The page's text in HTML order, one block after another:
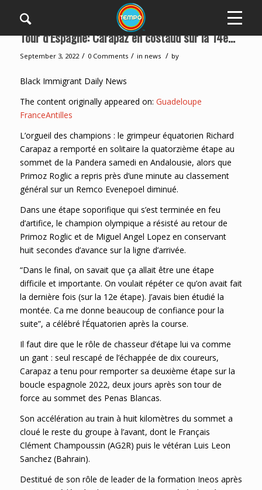
Tour d’Espagne: Carapaz en costaud sur la 14e…
September 3, 2022 / 0 Comments / in news / by
Black Immigrant Daily News
The content originally appeared on: Guadeloupe
FranceAntilles
L’orgueil des champions : le grimpeur équatorien Richard
Carapaz a remporté en solitaire la quatorzième étape au
sommet de la Pandera samedi en Andalousie, alors que
Primoz Roglic a repris près d’une minute au classement
général sur un Remco Evenepoel diminué.
Dans une étape soporifique qui s’est terminée en feu
d’artifice, le champion olympique a résisté au retour de
Primoz Roglic et de Miguel Angel Lopez en conservant
huit secondes d’avance sur la ligne d’arrivée.
“Dans le final, on savait que ça allait être une étape
difficile et importante. On voulait répéter ce qu’on avait fait
la dernière fois (sur la 12e étape). J’avais bien étudié la
montée. Ca me donne beaucoup de confiance pour la
suite”, a célébré l’Équatorien après la course.
Il faut dire que le rôle de chasseur d’étape lui va comme
un gant : seul rescapé de l’échappée de dix coureurs,
Carapaz a tenu pour remporter sa deuxième étape sur la
boucle espagnole 2022, deux jours après son tour de
force au sommet des Penas Blancas.
Son accélération au train à huit kilomètres du sommet a
cloué le reste du groupe à l’avant, dont le Français
Clément Champoussin (AG2R) puis le vétéran Luis Leon
Sanchez (Bahrain).
Destitué de son rôle de leader de la formation Ineos après